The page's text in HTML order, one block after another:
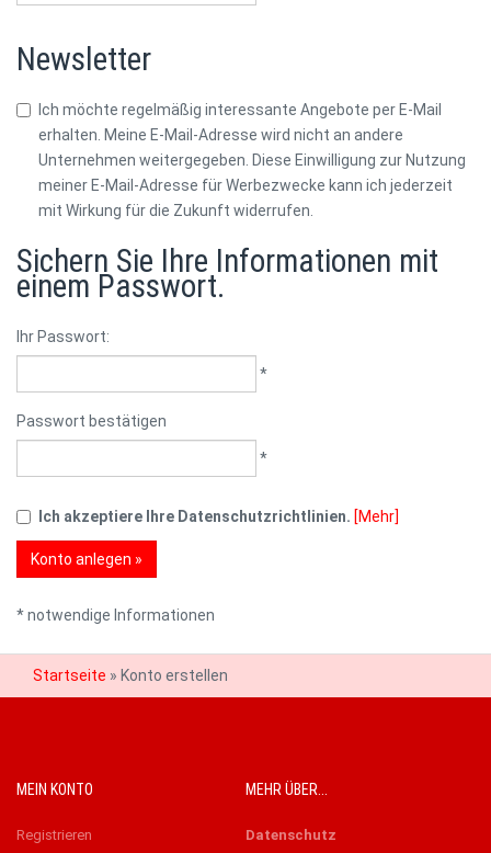
Newsletter
Ich möchte regelmäßig interessante Angebote per E-Mail
erhalten. Meine E-Mail-Adresse wird nicht an andere
Unternehmen weitergegeben. Diese Einwilligung zur Nutzung
meiner E-Mail-Adresse für Werbezwecke kann ich jederzeit
mit Wirkung für die Zukunft widerrufen.
Sichern Sie Ihre Informationen mit
einem Passwort.
Ihr Passwort:
*
Passwort bestätigen
*
Ich akzeptiere Ihre Datenschutzrichtlinien. [Mehr]
* notwendige Informationen
Startseite » Konto erstellen
MEIN KONTO
Registrieren
MEHR ÜBER...
Datenschutz